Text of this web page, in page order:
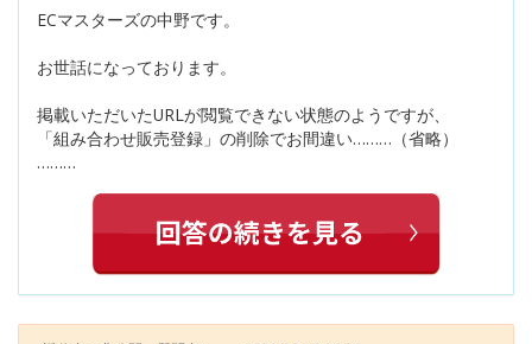
ECマスターズの中野です。
お世話になっております。
掲載いただいたURLが閲覧できない状態のようですが、
「組み合わせ販売登録」の削除でお間違い………（省略）
………